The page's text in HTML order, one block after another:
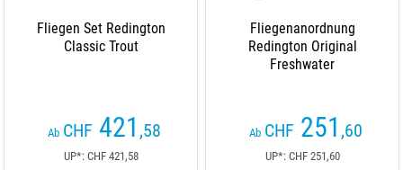
Fliegen Set Redington
Classic Trout
Ab CHF 421 ,58
UP*: CHF 421,58
Fliegenanordnung
Redington Original
Freshwater
Ab CHF 251 ,60
UP*: CHF 251,60